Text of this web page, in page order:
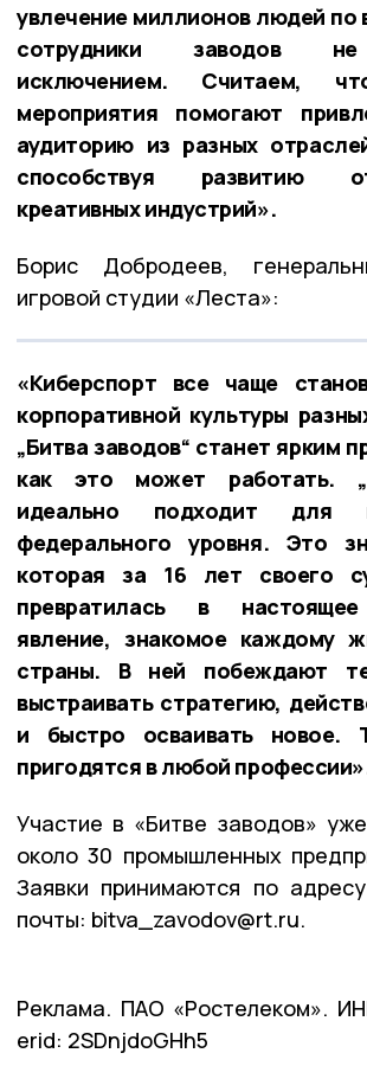
увлечение миллионов людей по
сотрудники заводов
исключением. Считаем,
мероприятия помогают
аудиторию из разных
способствуя развитию
креативных индустрий».
Борис Добродеев,
игровой студии «Леста»:
«Киберспорт все чаще
корпоративной культуры
„Битва заводов“ станет ярким
как это может работать.
идеально подходит для
федерального уровня. Это
которая за 16 лет своего
превратилась в настоящее
явление, знакомое каждому
страны. В ней побеждают
выстраивать стратегию,
и быстро осваивать новое.
пригодятся в любой
Участие в «Битве заводов»
около 30 промышленных
Заявки принимаются по
почты: bitva_zavodov@rt.ru.
Реклама. ПАО «Ростелеком».
erid: 2SDnjdoGHh5